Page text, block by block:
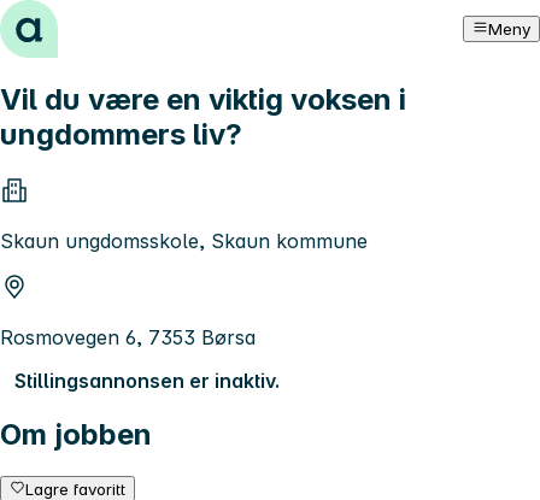
Hopp til innhold Meny
Vil du være en viktig voksen i
ungdommers liv?
Skaun ungdomsskole, Skaun kommune
Rosmovegen 6, 7353 Børsa
Stillingsannonsen er inaktiv.
Om jobben
Lagre favoritt